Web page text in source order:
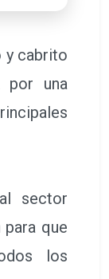
y cabrito
por una
sector
que
los